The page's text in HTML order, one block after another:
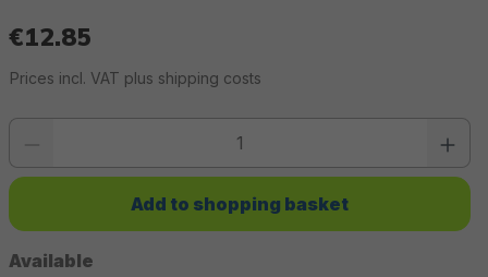
€12.85
Prices incl. VAT plus shipping costs
Available
Product quantity: Enter the desired value or use the buttons to increase or
Add to shopping basket